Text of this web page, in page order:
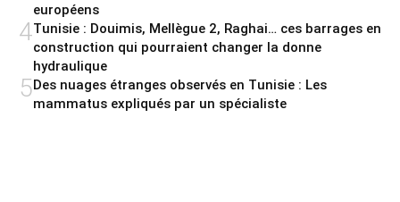
européens
4Tunisie : Douimis, Mellègue 2, Raghai… ces barrages en
construction qui pourraient changer la donne
hydraulique
5Des nuages étranges observés en Tunisie : Les
mammatus expliqués par un spécialiste